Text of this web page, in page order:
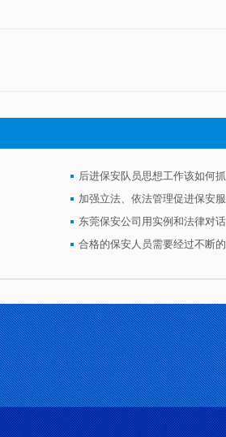
后进保安队员思想工作该如何抓
加强立法、依法管理促进保安
东莞保安公司用实例和法律对话
合格的保安人员需要经过不断